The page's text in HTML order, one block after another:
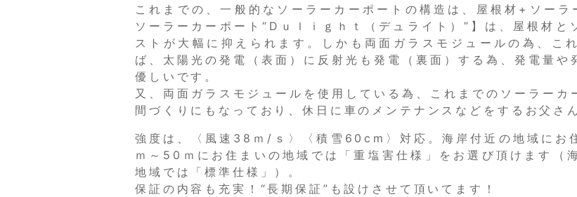
これまでの、一般的なソーラーカーポートの構造は、屋根材+ソー
ソーラーカーポート“Ⅾｕｌｉｇｈｔ（デュライト）”】は、屋根材と
ストが大幅に抑えられます。しかも両面ガラスモジュールの為、こ
ば、太陽光の発電（表面）に反射光も発電（裏面）する為、発電量や
優しいです。
又、両面ガラスモジュールを使用している為、これまでのソーラーカ
間づくりにもなっており、休日に車のメンテナンスなどをするお父さ
強度は、〈風速38ｍ/ｓ〉〈積雪60cm〉対応。海岸付近の地域にお
ｍ～50ｍにお住まいの地域では「重塩害仕様」をお選び頂けます（
地域では「標準仕様」）。
保証の内容も充実！“長期保証”も設けさせて頂いてます！